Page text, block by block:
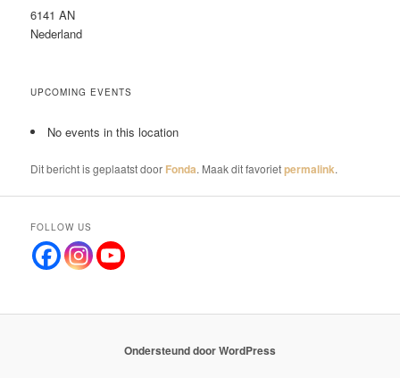
6141 AN
Nederland
UPCOMING EVENTS
No events in this location
Dit bericht is geplaatst door Fonda. Maak dit favorietpermalink.
FOLLOW US
Ondersteund door WordPress